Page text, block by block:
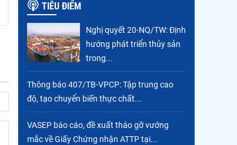
TIÊU ĐIỂM
Nghị quyết 20-NQ/TW: Định
hướng phát triển thủy sản
trong...
Thông báo 407/TB-VPCP: Tập trung cao
độ, tạo chuyển biến thực chất...
VASEP báo cáo, đề xuất tháo gỡ vướng
mắc về Giấy Chứng nhận ATTP tại...